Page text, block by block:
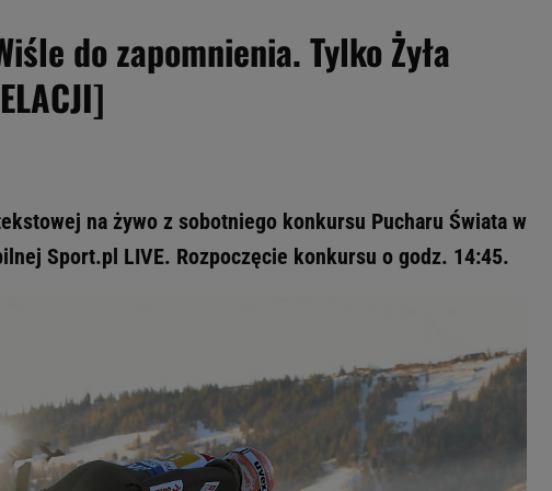
do zapomnienia. Tylko Żyła
na żywo z sobotniego konkursu Pucharu Świata w
Sport.pl LIVE. Rozpoczęcie konkursu o godz. 14:45.